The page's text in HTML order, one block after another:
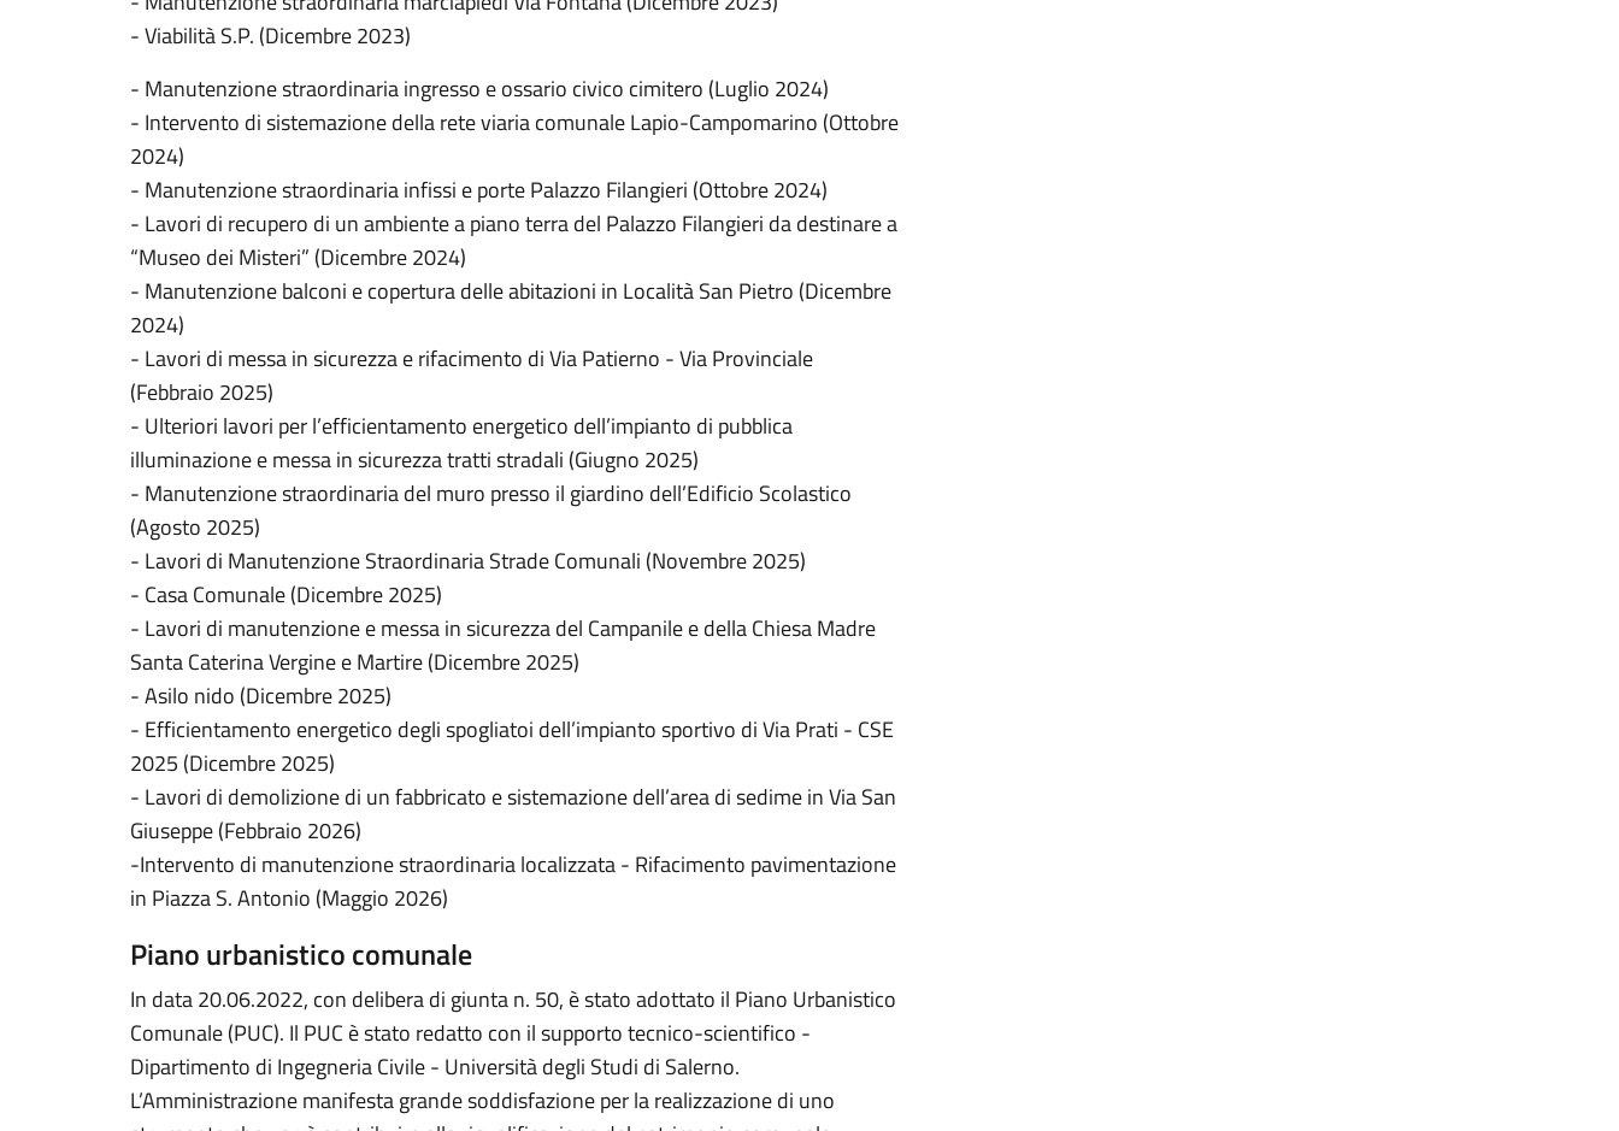
- Viabilità S.P. (Dicembre 2023)
- Manutenzione straordinaria ingresso e ossario civico cimitero (Luglio 2024)
- Intervento di sistemazione della rete viaria comunale Lapio-Campomarino (Ottobre
2024)
- Manutenzione straordinaria infissi e porte Palazzo Filangieri (Ottobre 2024)
- Lavori di recupero di un ambiente a piano terra del Palazzo Filangieri da destinare a
“Museo dei Misteri” (Dicembre 2024)
- Manutenzione balconi e copertura delle abitazioni in Località San Pietro (Dicembre
2024)
- Lavori di messa in sicurezza e rifacimento di Via Patierno - Via Provinciale
(Febbraio 2025)
- Ulteriori lavori per l’efficientamento energetico dell’impianto di pubblica
illuminazione e messa in sicurezza tratti stradali (Giugno 2025)
- Manutenzione straordinaria del muro presso il giardino dell’Edificio Scolastico
(Agosto 2025)
- Lavori di Manutenzione Straordinaria Strade Comunali (Novembre 2025)
- Casa Comunale (Dicembre 2025)
- Lavori di manutenzione e messa in sicurezza del Campanile e della Chiesa Madre
Santa Caterina Vergine e Martire (Dicembre 2025)
- Asilo nido (Dicembre 2025)
- Efficientamento energetico degli spogliatoi dell’impianto sportivo di Via Prati - CSE
2025 (Dicembre 2025)
- Lavori di demolizione di un fabbricato e sistemazione dell’area di sedime in Via San
Giuseppe (Febbraio 2026)
-Intervento di manutenzione straordinaria localizzata - Rifacimento pavimentazione
in Piazza S. Antonio (Maggio 2026)
Piano urbanistico comunale
In data 20.06.2022, con delibera di giunta n. 50, è stato adottato il Piano Urbanistico
Comunale (PUC). Il PUC è stato redatto con il supporto tecnico-scientifico -
Dipartimento di Ingegneria Civile - Università degli Studi di Salerno.
L’Amministrazione manifesta grande soddisfazione per la realizzazione di uno